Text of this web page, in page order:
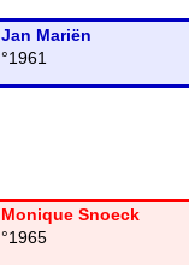
Jan Mariën
°1961
Monique Snoeck
°1965